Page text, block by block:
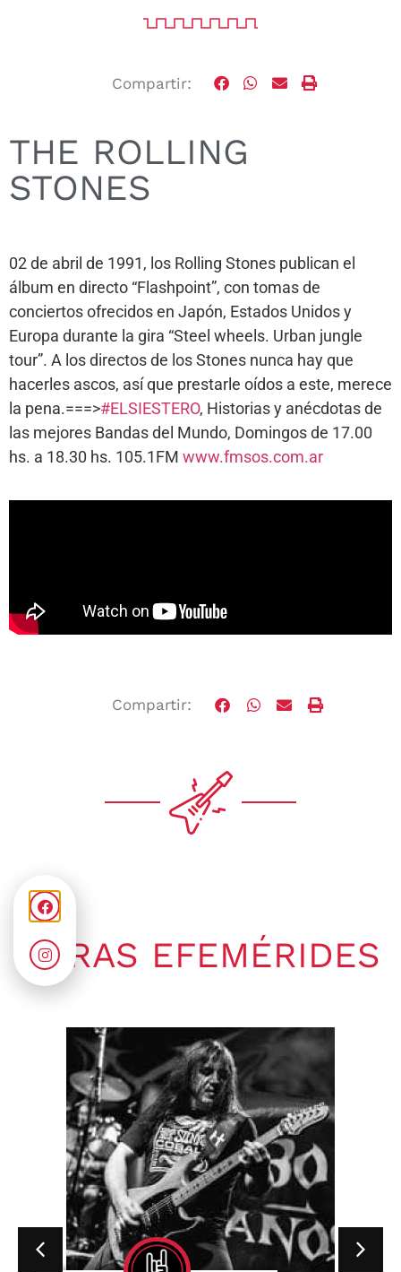
Compartir:
THE ROLLING
STONES
02 de abril de 1991, los Rolling Stones publican el
álbum en directo “Flashpoint”, con tomas de
conciertos ofrecidos en Japón, Estados Unidos y
Europa durante la gira “Steel wheels. Urban jungle
tour”. A los directos de los Stones nunca hay que
hacerles ascos, así que prestarle oídos a este, merece
la pena.===>#ELSIESTERO, Historias y anécdotas de
las mejores Bandas del Mundo, Domingos de 17.00
hs. a 18.30 hs. 105.1FM www.fmsos.com.ar
Compartir:
OTRAS EFEMÉRIDES